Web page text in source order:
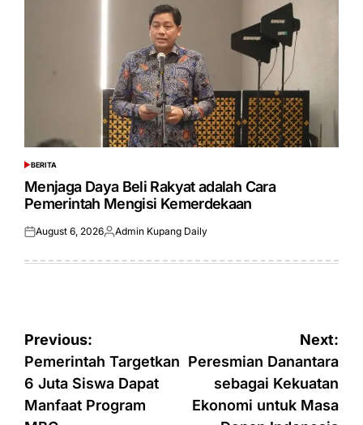
POSTED
IN
BERITA
Menjaga Daya Beli Rakyat adalah Cara
Pemerintah Mengisi Kemerdekaan
Posted
August 6, 2026Posted
Admin Kupang Daily
Post
navigation
Previous:
Pemerintah Targetkan
6 Juta Siswa Dapat
Manfaat Program
Next:
Peresmian Danantara
sebagai Kekuatan
Ekonomi untuk Masa